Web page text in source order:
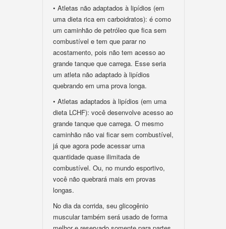
• Atletas não adaptados à lipídios (em
uma dieta rica em carboidratos): é como
um caminhão de petróleo que fica sem
combustível e tem que parar no
acostamento, pois não tem acesso ao
grande tanque que carrega. Esse seria
um atleta não adaptado à lipídios
quebrando em uma prova longa.
• Atletas adaptados à lipídios (em uma
dieta LCHF): você desenvolve acesso ao
grande tanque que carrega. O mesmo
caminhão não vai ficar sem combustível,
já que agora pode acessar uma
quantidade quase ilimitada de
combustível. Ou, no mundo esportivo,
você não quebrará mais em provas
longas.
No dia da corrida, seu glicogênio
muscular também será usado de forma